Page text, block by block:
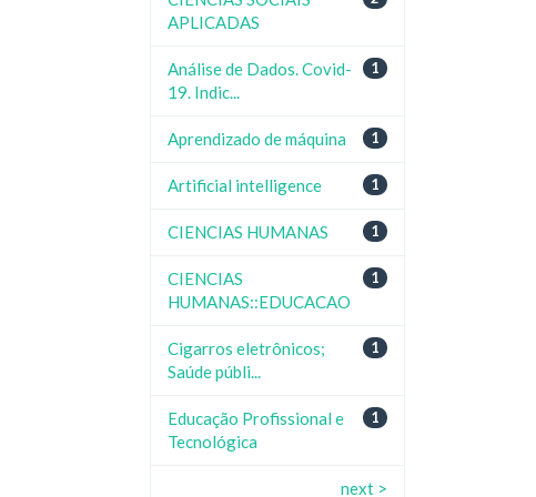
APLICADAS
1
Análise de Dados. Covid-
19. Indic...
1
Aprendizado de máquina
1
Artificial intelligence
1
CIENCIAS HUMANAS
1
CIENCIAS
HUMANAS::EDUCACAO
1
Cigarros eletrônicos;
Saúde públi...
1
Educação Profissional e
Tecnológica
next >